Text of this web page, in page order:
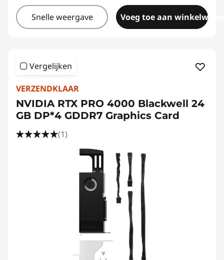
Snelle weergave Voeg toe aan
Vergelijken
VERZENDKLAAR
NVIDIA RTX PRO 4000 Blackwell 24
GB DP*4 GDDR7 Graphics Card
(1)